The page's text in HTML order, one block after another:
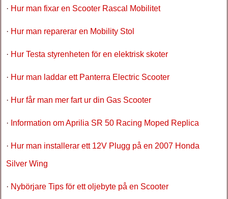
· Hur man fixar en Scooter Rascal Mobilitet
· Hur man reparerar en Mobility Stol
· Hur Testa styrenheten för en elektrisk skoter
· Hur man laddar ett Panterra Electric Scooter
· Hur får man mer fart ur din Gas Scooter
· Information om Aprilia SR 50 Racing Moped Replica
· Hur man installerar ett 12V Plugg på en 2007 Honda
Silver Wing
· Nybörjare Tips för ett oljebyte på en Scooter